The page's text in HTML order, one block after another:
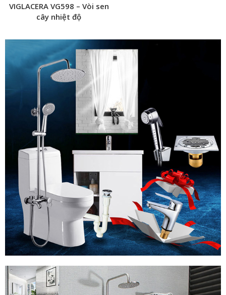
VIGLACERA VG598 – Vòi sen
cây nhiệt độ